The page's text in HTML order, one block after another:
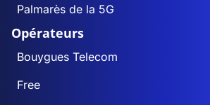
Palmarès de la 5G
Opérateurs
Bouygues Telecom
Free